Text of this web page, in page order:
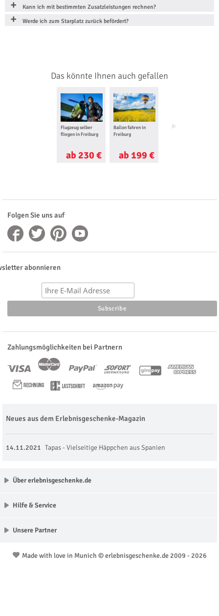
Kann ich mit bestimmten Zusatzleistungen rechnen?
Werde ich zum Starplatz zurück befördert?
Das könnte Ihnen auch gefallen
Flugzeug selber
fliegen in Freiburg
ab 230 €
Ballon fahren in
Freiburg
ab 199 €
Floating in Freiburg
Folgen Sie uns auf
abonnieren
Zahlungsmöglichkeiten bei Partnern
Neues aus dem Erlebnisgeschenke-Magazin
14.11.2021 Tapas - Vielseitige Häppchen aus Spanien
Über erlebnisgeschenke.de
Hilfe & Service
Unsere Partner
Made with love in Munich © erlebnisgeschenke.de 2009 - 2026